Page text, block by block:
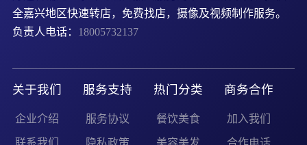
全嘉兴地区快速转店，免费找店，摄像及视频制作服务。
负责人电话： 18005732137
关于我们
企业介绍
联系我们
服务支持
服务协议
隐私政策
热门分类
餐饮美食
美容美发
商务合作
加入我们
合作电话